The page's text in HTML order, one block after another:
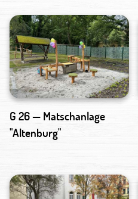
G 26 — Matschanlage
"Altenburg"